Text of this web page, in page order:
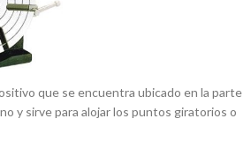
que se encuentra ubicado en la parte
y sirve para alojar los puntos giratorios o